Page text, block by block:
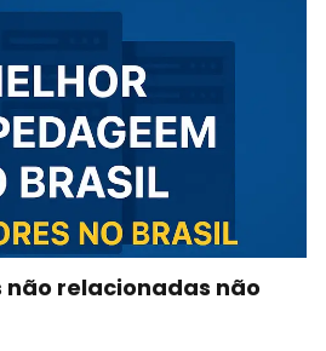
não relacionadas não